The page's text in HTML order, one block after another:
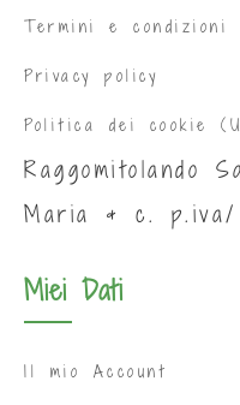
Termini e condizioni
Privacy policy
Politica dei cookie
Raggomitolando
Maria & c. p.iva/
Miei Dati
Il mio Account